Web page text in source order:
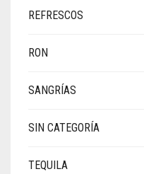
REFRESCOS
RON
SANGRÍAS
SIN CATEGORÍA
TEQUILA